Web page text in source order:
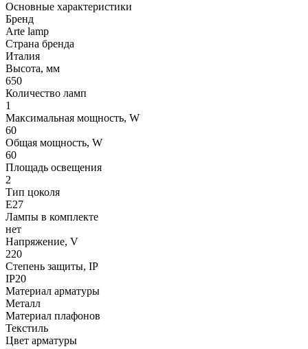
Основные характеристики
Бренд
Arte lamp
Страна бренда
Италия
Высота, мм
650
Количество ламп
1
Максимальная мощность, W
60
Общая мощность, W
60
Площадь освещения
2
Тип цоколя
E27
Лампы в комплекте
нет
Напряжение, V
220
Степень защиты, IP
IP20
Материал арматуры
Металл
Материал плафонов
Текстиль
Цвет арматуры